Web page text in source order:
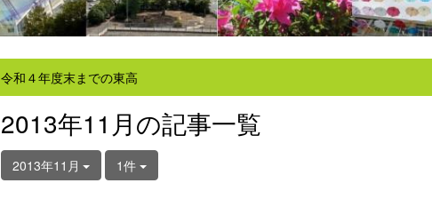
令和４年度末までの東高
2013年11月の記事一覧
2013年11月 1件